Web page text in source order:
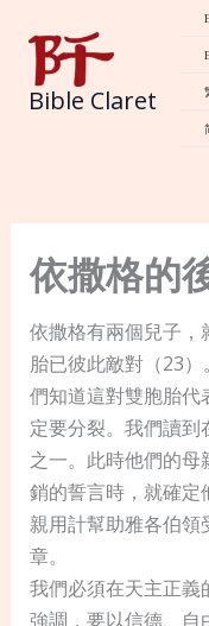
content
Bible Claret
依撒格的
依撒格有兩個兒子，
胎已彼此敵對（23
們知道這對雙胞胎代
定要分裂。我們讀
之一。此時他們的
銷的誓言時，就確定
親用計幫助雅各伯領
章。
我們必須在天主正義
強調，要以信德、自